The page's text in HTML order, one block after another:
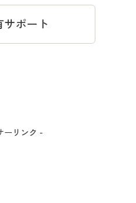
ポート
ーリンク -